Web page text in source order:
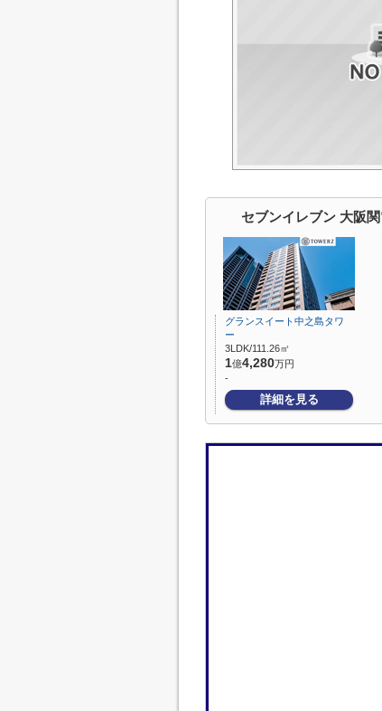
セブンイレブン 大阪
グランスイート中之島タワ
ー
3LDK/111.26㎡
1億4,280万円
-
詳細を見る